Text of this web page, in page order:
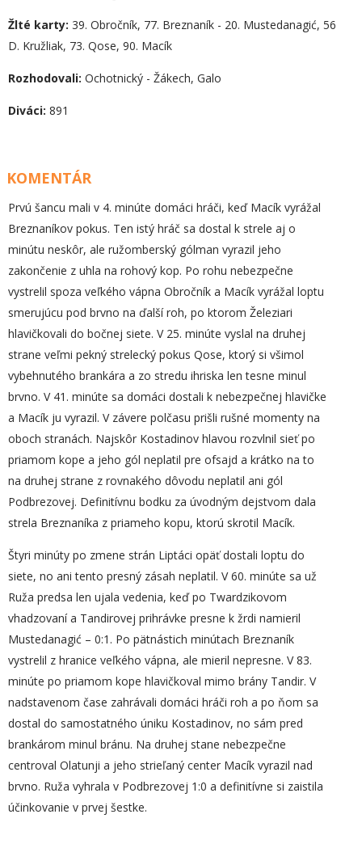
Žlté karty: 39. Obročník, 77. Breznaník - 20. Mustedanagić, 56
D. Kružliak, 73. Qose, 90. Macík
Rozhodovali: Ochotnický - Žákech, Galo
Diváci: 891
KOMENTÁR
Prvú šancu mali v 4. minúte domáci hráči, keď Macík vyrážal
Breznaníkov pokus. Ten istý hráč sa dostal k strele aj o
minútu neskôr, ale ružomberský gólman vyrazil jeho
zakončenie z uhla na rohový kop. Po rohu nebezpečne
vystrelil spoza veľkého vápna Obročník a Macík vyrážal loptu
smerujúcu pod brvno na ďalší roh, po ktorom Železiari
hlavičkovali do bočnej siete. V 25. minúte vyslal na druhej
strane veľmi pekný strelecký pokus Qose, ktorý si všimol
vybehnutého brankára a zo stredu ihriska len tesne minul
brvno. V 41. minúte sa domáci dostali k nebezpečnej hlavičke
a Macík ju vyrazil. V závere polčasu prišli rušné momenty na
oboch stranách. Najskôr Kostadinov hlavou rozvlnil sieť po
priamom kope a jeho gól neplatil pre ofsajd a krátko na to
na druhej strane z rovnakého dôvodu neplatil ani gól
Podbrezovej. Definitívnu bodku za úvodným dejstvom dala
strela Breznaníka z priameho kopu, ktorú skrotil Macík.
Štyri minúty po zmene strán Liptáci opäť dostali loptu do
siete, no ani tento presný zásah neplatil. V 60. minúte sa už
Ruža predsa len ujala vedenia, keď po Twardzikovom
vhadzovaní a Tandirovej prihrávke presne k žrdi namieril
Mustedanagić – 0:1. Po pätnástich minútach Breznaník
vystrelil z hranice veľkého vápna, ale mieril nepresne. V 83.
minúte po priamom kope hlavičkoval mimo brány Tandir. V
nadstavenom čase zahrávali domáci hráči roh a po ňom sa
dostal do samostatného úniku Kostadinov, no sám pred
brankárom minul bránu. Na druhej stane nebezpečne
centroval Olatunji a jeho strieľaný center Macík vyrazil nad
brvno. Ruža vyhrala v Podbrezovej 1:0 a definitívne si zaistila
účinkovanie v prvej šestke.